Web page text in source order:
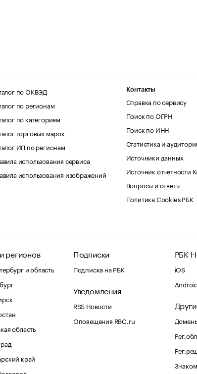
по ОКВЭД
по регионам
по категориям
торговых марок
ИП по регионам
использования сервиса
использования изображений
Контакты
Справка по сервису
Поиск по ОГРН
Поиск по ИНН
Статистика и
Источники данных
Источник отчетности
Вопросы и ответы
Политика Cookies РБК
регионов
и область
область
край
Подписки
Подписка на РБК
Уведомления
RSS Новости
Оповещения RBC.ru
РБК
iOS